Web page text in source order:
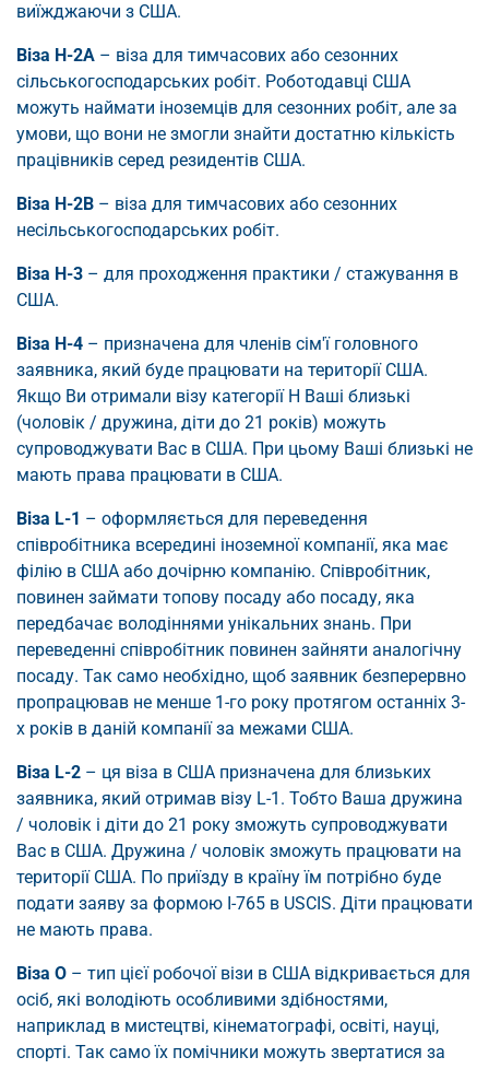
виїжджаючи з США.
Віза H-2A – віза для тимчасових або сезонних
сільськогосподарських робіт. Роботодавці США
можуть наймати іноземців для сезонних робіт, але за
умови, що вони не змогли знайти достатню кількість
працівників серед резидентів США.
Віза H-2В – віза для тимчасових або сезонних
несільськогосподарських робіт.
Віза H-3 – для проходження практики / стажування в
США.
Віза H-4 – призначена для членів сім'ї головного
заявника, який буде працювати на території США.
Якщо Ви отримали візу категорії H Ваші близькі
(чоловік / дружина, діти до 21 років) можуть
супроводжувати Вас в США. При цьому Ваші близькі не
мають права працювати в США.
Віза L-1 – оформляється для переведення
співробітника всередині іноземної компанії, яка має
філію в США або дочірню компанію. Співробітник,
повинен займати топову посаду або посаду, яка
передбачає володіннями унікальних знань. При
переведенні співробітник повинен зайняти аналогічну
посаду. Так само необхідно, щоб заявник безперервно
пропрацював не менше 1-го року протягом останніх 3-
х років в даній компанії за межами США.
Віза L-2 – ця віза в США призначена для близьких
заявника, який отримав візу L-1. Тобто Ваша дружина
/ чоловік і діти до 21 року зможуть супроводжувати
Вас в США. Дружина / чоловік зможуть працювати на
території США. По приїзду в країну їм потрібно буде
подати заяву за формою I-765 в USCIS. Діти працювати
не мають права.
Віза О – тип цієї робочої візи в США відкривається для
осіб, які володіють особливими здібностями,
наприклад в мистецтві, кінематографі, освіті, науці,
спорті. Так само їх помічники можуть звертатися за